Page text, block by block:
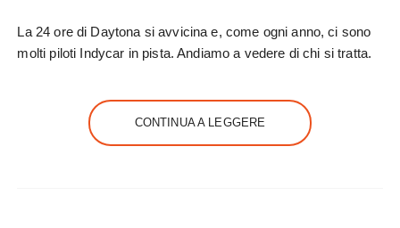
La 24 ore di Daytona si avvicina e, come ogni anno, ci sono
molti piloti Indycar in pista. Andiamo a vedere di chi si tratta.
CONTINUA A LEGGERE